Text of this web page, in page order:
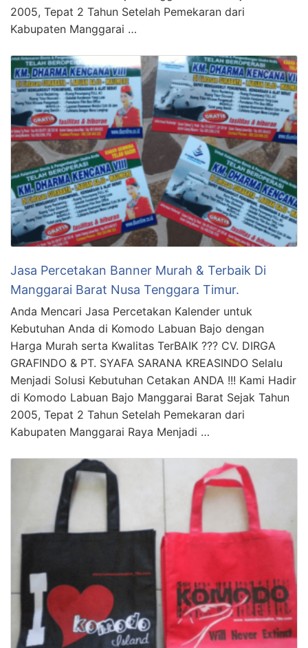
2005, Tepat 2 Tahun Setelah Pemekaran dari
Kabupaten Manggarai …
Jasa Percetakan Banner Murah & Terbaik Di
Manggarai Barat Nusa Tenggara Timur.
Anda Mencari Jasa Percetakan Kalender untuk
Kebutuhan Anda di Komodo Labuan Bajo dengan
Harga Murah serta Kwalitas TerBAIK ??? CV. DIRGA
GRAFINDO & PT. SYAFA SARANA KREASINDO Selalu
Menjadi Solusi Kebutuhan Cetakan ANDA !!! Kami Hadir
di Komodo Labuan Bajo Manggarai Barat Sejak Tahun
2005, Tepat 2 Tahun Setelah Pemekaran dari
Kabupaten Manggarai Raya Menjadi …